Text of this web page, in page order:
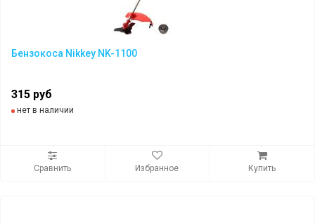
Бензокоса Nikkey NK-1100
315 руб
нет в наличии
Сравнить Избранное Купить